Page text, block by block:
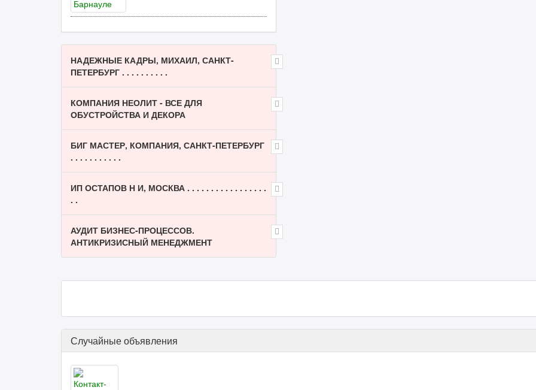
НАДЕЖНЫЕ КАДРЫ, МИХАИЛ, САНКТ-
ПЕТЕРБУРГ . . . . . . . . . .
КОМПАНИЯ НЕОЛИТ - ВСЕ ДЛЯ
ОБУСТРОЙСТВА И ДЕКОРА
БИГ МАСТЕР, КОМПАНИЯ, САНКТ-ПЕТЕРБУРГ
. . . . . . . . . . .
ИП ОСТАПОВ Н И, МОСКВА . . . . . . . . . . . . . . . . .
. .
АУДИТ БИЗНЕС-ПРОЦЕССОВ.
АНТИКРИЗИСНЫЙ МЕНЕДЖМЕНТ
Случайные объявления